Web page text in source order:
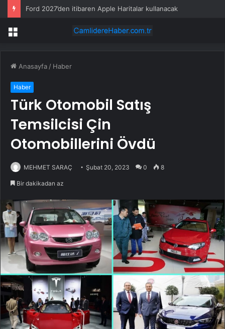
Ford 2027’den itibaren Apple Haritalar kullanacak
Menü
Anasayfa / Haber
Haber
Türk Otomobil Satış
Temsilcisi Çin
Otomobillerini Övdü
MEHMET SARAÇ Şubat 20, 2023 0 8
Bir dakikadan az